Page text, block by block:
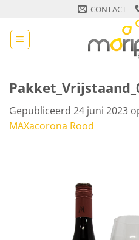
inhoud
CONTACT
Gepubliceerd 24 juni 2023
MAXacorona Rood